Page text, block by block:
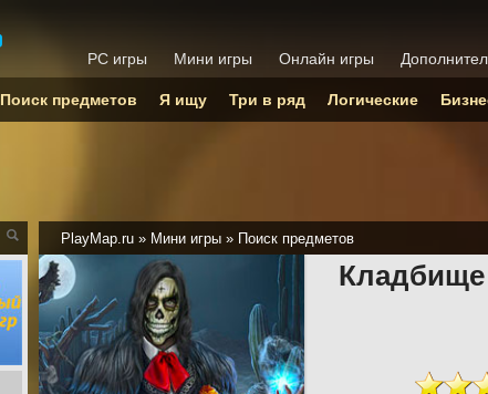
PlayMap.ru » Мини игры » Поиск предметов
Кладбище
PC игры Мини игры Онлайн игры
Поиск предметов Я ищу Три в ряд Логические